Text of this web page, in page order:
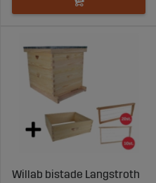
Willab bistade Langstroth